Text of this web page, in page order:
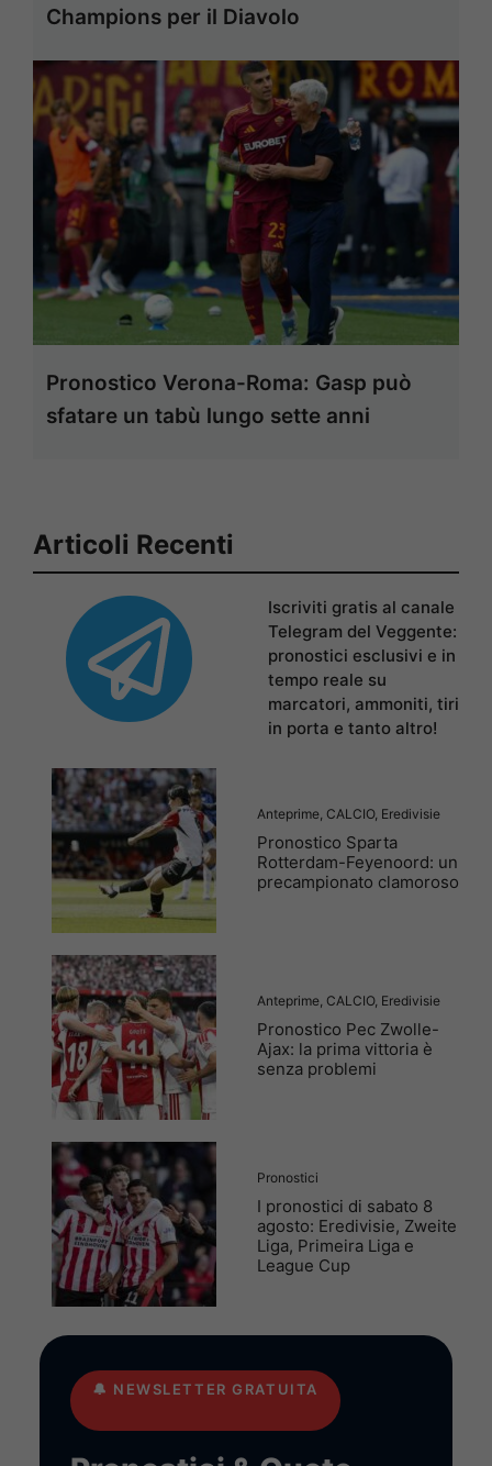
Champions per il Diavolo
Pronostico Verona-Roma: Gasp può
sfatare un tabù lungo sette anni
Articoli Recenti
Iscriviti gratis al canale
Telegram del Veggente:
pronostici esclusivi e in
tempo reale su
marcatori, ammoniti, tiri
in porta e tanto altro!
Anteprime CALCIO, Eredivisie
Pronostico Sparta
Rotterdam-Feyenoord: un
precampionato clamoroso
Anteprime CALCIO, Eredivisie
Pronostico Pec Zwolle-
Ajax: la prima vittoria è
senza problemi
Pronostici
I pronostici di sabato 8
agosto: Eredivisie, Zweite
Liga, Primeira Liga e
League Cup
🔔 NEWSLETTER GRATUITA